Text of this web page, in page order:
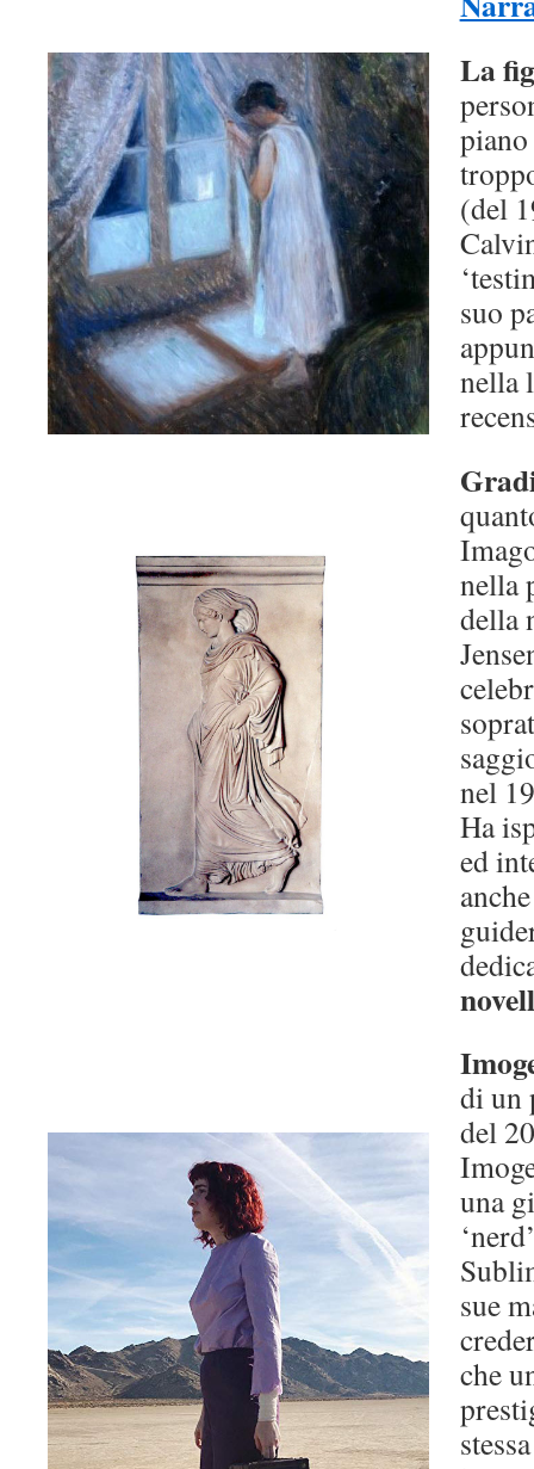
La
(del
suo
nella
nella
della
nel
Ha
ed
di un
del
una
sue
che